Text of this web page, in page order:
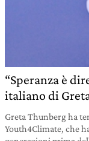
“Speranza è
italiano di
Greta Thunberg ha
Youth4Climate, che